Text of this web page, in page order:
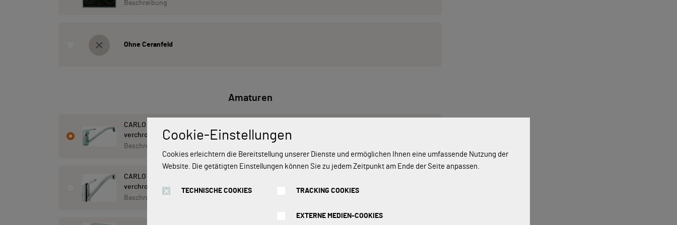
Cookie-Einstellungen
Cookies erleichtern die Bereitstellung unserer Dienste und ermöglichen Ihnen eine umfassende Nutzung der
Website. Die getätigten Einstellungen können Sie zu jedem Zeitpunkt am Ende der Seite anpassen.
TECHNISCHE COOKIES TRACKING COOKIES
EXTERNE MEDIEN-COOKIES
Beschreibung
Ohne Ceranfeld
Amaturen
CARLO NOBILI: Hochdruck- Einhebelmischbatterie Blue, Mischbatterie
verchromt 17770
Beschreibung
CARLO NOBILI: Niederdruck- Einhebelmischbatterie, Mischbatterie,
verchromt 17101
Beschreibung